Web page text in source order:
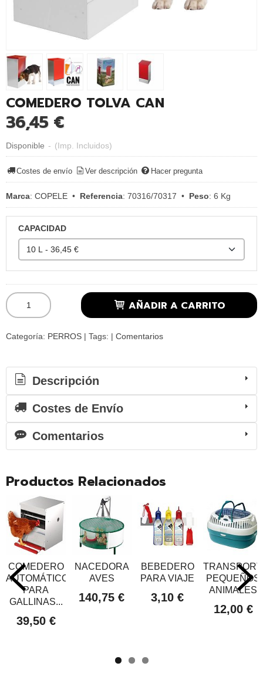
COMEDERO TOLVA CAN
36,45 €
Disponible - (Imp. Incluidos)
Costes de envío Ver descripción Hacer pregunta
Marca: COPELE • Referencia: 70316/70317 • Peso: 6 Kg
CAPACIDAD
AÑADIR A CARRITO
Categoría: PERROS | Tags: | Comentarios
Descripción
Costes de Envío
Comentarios
Productos Relacionados
COMEDERO
AUTOMÁTICO
PARA
GALLINAS...
39,50 €
NACEDORA
AVES
140,75 €
BEBEDERO
PARA VIAJE
3,10 €
PEQUEÑOS
ANIMALES
12,00 €